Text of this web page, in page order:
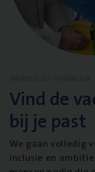
Vind de
bij je past
We gaan volledig
inclusie en